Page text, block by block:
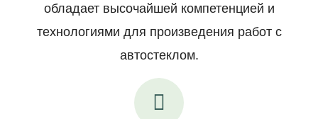
обладает высочайшей компетенцией и
технологиями для произведения работ с
автостеклом.